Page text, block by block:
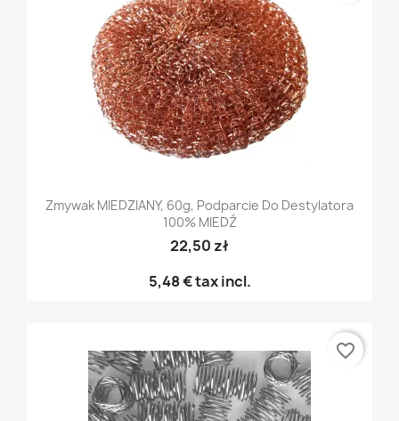
Zmywak MIEDZIANY, 60g, Podparcie Do Destylatora
100% MIEDŹ
22,50 zł
5,48 €tax incl.
favorite_border